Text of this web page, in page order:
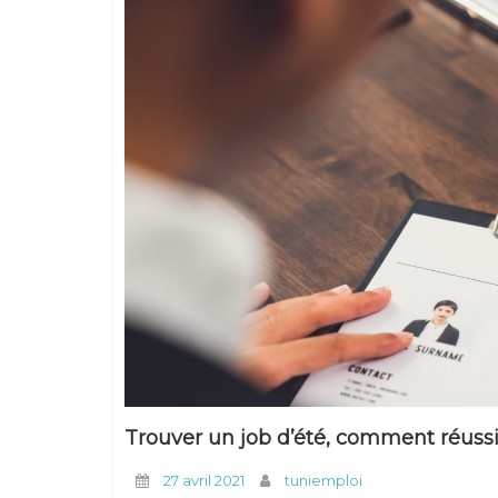
Trouver un job d’été, comment
27 avril 2021 tuniemploi